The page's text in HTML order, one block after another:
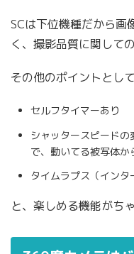
SCは下位機種だから
く、撮影品質に関して
その他のポイントとして
セルフタイマーあり
シャッタースピード
で、動いてる被写体か
タイムラプス（イン
と、楽しめる機能がち